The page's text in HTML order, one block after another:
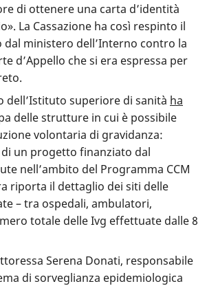
di ottenere una carta d’identità
La Cassazione ha così respinto il
ministero dell’Interno contro la
d’Appello che si era espressa per
dell’Istituto superiore di sanità ha
delle strutture in cui è possibile
volontaria di gravidanza:
un progetto finanziato dal
nell’ambito del Programma CCM
riporta il dettaglio dei siti delle
– tra ospedali, ambulatori,
totale delle Ivg effettuate dalle 8
Serena Donati, responsabile
di sorveglianza epidemiologica